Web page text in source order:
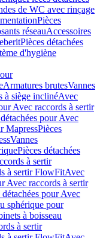
de WC avec rinçage
Pièces
réseauAccessoires
Pièces détachées
d'hygiène
Armatures brutesVannes
à siège inclinéAvec
Avec raccords à sertir
pour Avec
MapressPièces
Vannes
Pièces détachées
à sertir
à sertir FlowFitAvec
Avec raccords à sertir
détachées pour Avec
sphérique pour
à boisseau
à sertir